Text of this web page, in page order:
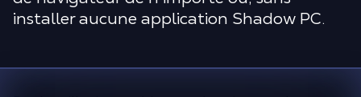
installer aucune application Shadow PC.